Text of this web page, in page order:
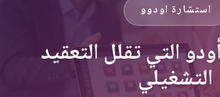
استشارة اودوو
التي تقلل التعقيد
التشغيلي